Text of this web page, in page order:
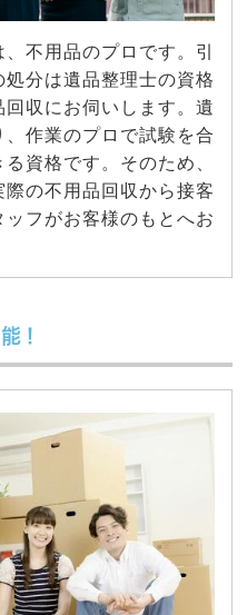
不用品のプロです。引
分は遺品整理士の資格
収にお伺いします。遺
作業のプロで試験を合
資格です。そのため、
の不用品回収から接客
フがお客様のもとへお
！